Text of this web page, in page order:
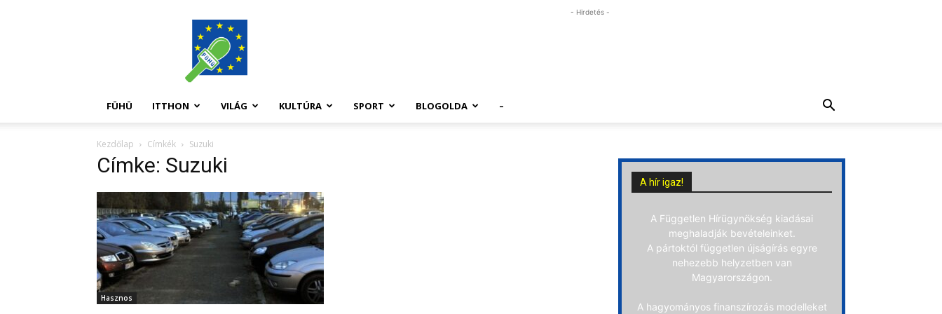
FüHü
- Hirdetés -
FÜHÜ ITTHON VILÁG KULTÚRA SPORT BLOGOLDA –
Kezdőlap Címkék Suzuki
Címke: Suzuki
Hasznos
A hír igaz!
A Független Hírügynökség kiadásai
meghaladják bevételeinket.
A pártoktól független újságírás egyre
nehezebb helyzetben van
Magyarországon.
A hagyományos finanszírozás modelleket